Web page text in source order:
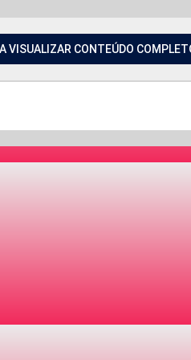
VISUALIZAR CONTEÚDO